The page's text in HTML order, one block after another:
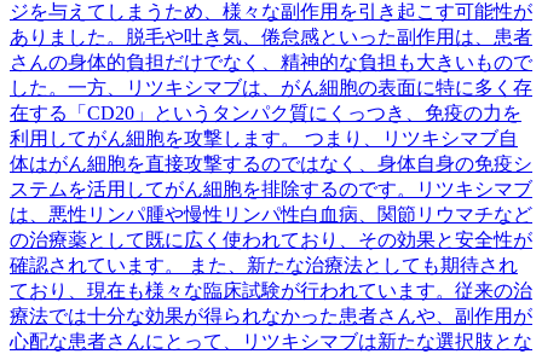
ジを与えてしまうため、様々な副作用を引き起こす可能性が
ありました。脱毛や吐き気、倦怠感といった副作用は、患者
さんの身体的負担だけでなく、精神的な負担も大きいもので
した。一方、リツキシマブは、がん細胞の表面に特に多く存
在する「CD20」というタンパク質にくっつき、免疫の力を
利用してがん細胞を攻撃します。 つまり、リツキシマブ自
体はがん細胞を直接攻撃するのではなく、身体自身の免疫シ
ステムを活用してがん細胞を排除するのです。リツキシマブ
は、悪性リンパ腫や慢性リンパ性白血病、関節リウマチなど
の治療薬として既に広く使われており、その効果と安全性が
確認されています。 また、新たな治療法としても期待され
ており、現在も様々な臨床試験が行われています。従来の治
療法では十分な効果が得られなかった患者さんや、副作用が
心配な患者さんにとって、リツキシマブは新たな選択肢とな